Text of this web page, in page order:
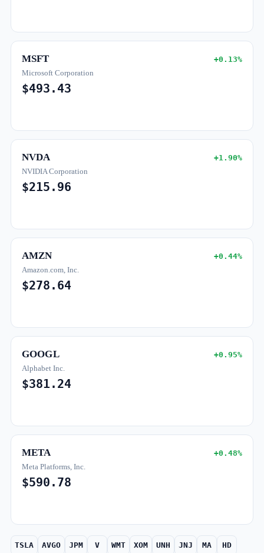
MSFT +0.13%
Microsoft Corporation
$493.43
NVDA +1.90%
NVIDIA Corporation
$215.96
AMZN +0.44%
Amazon.com, Inc.
$278.64
GOOGL +0.95%
Alphabet Inc.
$381.24
META +0.48%
Meta Platforms, Inc.
$590.78
TSLA AVGO JPM V WMT XOM UNH JNJ MA HD